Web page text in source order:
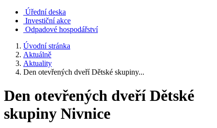
Úřední deska
Investiční akce
Odpadové hospodářství
Úvodní stránka
Aktuálně
Aktuality
Den otevřených dveří Dětské skupiny...
Den otevřených dveří Dětské
skupiny Nivnice